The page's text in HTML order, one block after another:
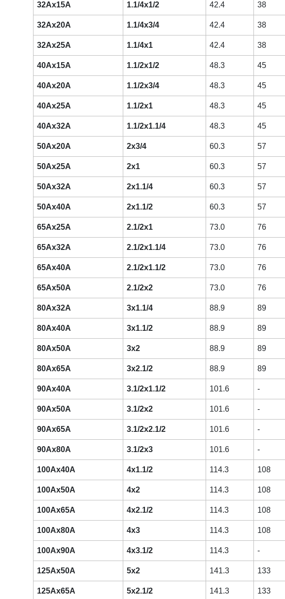
32Ax15A 1.1/4x1/2 42.4 38
32Ax20A 1.1/4x3/4 42.4 38
32Ax25A 1.1/4x1 42.4 38
40Ax15A 1.1/2x1/2 48.3 45
40Ax20A 1.1/2x3/4 48.3 45
40Ax25A 1.1/2x1 48.3 45
40Ax32A 1.1/2x1.1/4 48.3 45
50Ax20A 2x3/4 60.3 57
50Ax25A 2x1 60.3 57
50Ax32A 2x1.1/4 60.3 57
50Ax40A 2x1.1/2 60.3 57
65Ax25A 2.1/2x1 73.0 76
65Ax32A 2.1/2x1.1/4 73.0 76
65Ax40A 2.1/2x1.1/2 73.0 76
65Ax50A 2.1/2x2 73.0 76
80Ax32A 3x1.1/4 88.9 89
80Ax40A 3x1.1/2 88.9 89
80Ax50A 3x2 88.9 89
80Ax65A 3x2.1/2 88.9 89
90Ax40A 3.1/2x1.1/2 101.6 -
90Ax50A 3.1/2x2 101.6 -
90Ax65A 3.1/2x2.1/2 101.6 -
90Ax80A 3.1/2x3 101.6 -
100Ax40A 4x1.1/2 114.3 108
100Ax50A 4x2 114.3 108
100Ax65A 4x2.1/2 114.3 108
100Ax80A 4x3 114.3 108
100Ax90A 4x3.1/2 114.3 -
125Ax50A 5x2 141.3 133
125Ax65A 5x2.1/2 141.3 133